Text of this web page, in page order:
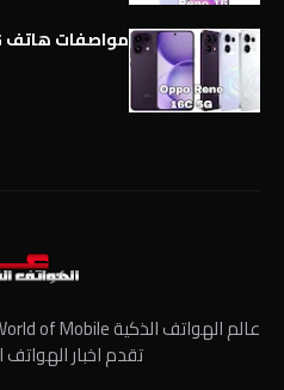
مواصفات هاتف Oppo Reno 16c 5G كاملة
تقدم اخبار الهواتف